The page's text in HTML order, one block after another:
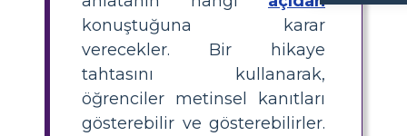
konuştuğuna karar
verecekler. Bir hikaye
tahtasını kullanarak,
öğrenciler metinsel kanıtları
gösterebilir ve gösterebilirler.